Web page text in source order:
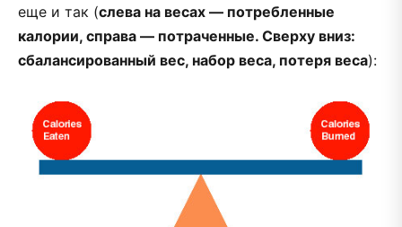
еще и так (слева на весах — потребленные
калории, справа — потраченные. Сверху вниз:
сбалансированный вес, набор веса, потеря веса):